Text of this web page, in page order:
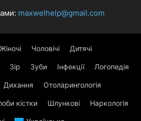
maxwelhelp@gmail.com
Жіночі Чоловічі Дитячі
Зір Зуби Інфекції Логопедія
Дихання Отоларингологія
кістки Шлункові Наркологія